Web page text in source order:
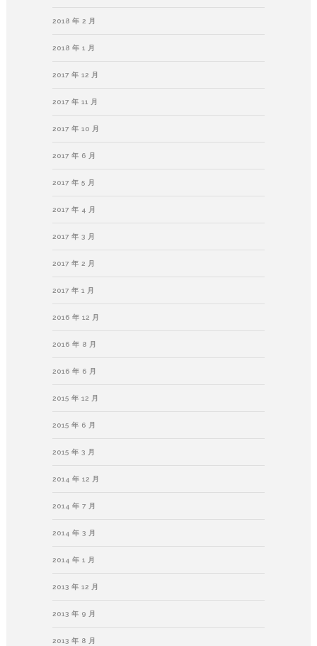
2018 年 2 月
2018 年 1 月
2017 年 12 月
2017 年 11 月
2017 年 10 月
2017 年 6 月
2017 年 5 月
2017 年 4 月
2017 年 3 月
2017 年 2 月
2017 年 1 月
2016 年 12 月
2016 年 8 月
2016 年 6 月
2015 年 12 月
2015 年 6 月
2015 年 3 月
2014 年 12 月
2014 年 7 月
2014 年 3 月
2014 年 1 月
2013 年 12 月
2013 年 9 月
2013 年 8 月